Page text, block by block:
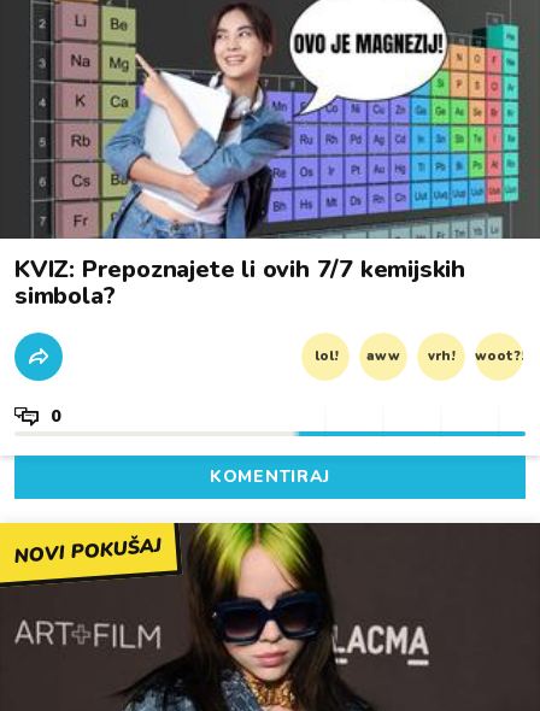
KVIZ: Prepoznajete li ovih 7/7 kemijskih
simbola?
lol! aww vrh! woot?!
0
KOMENTIRAJ
NOVI POKUŠAJ